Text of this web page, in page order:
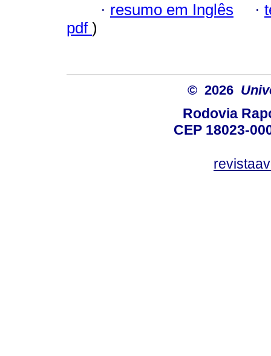
· resumo em Inglês ·
pdf )
© 2026
Rodovia
CEP 18023-